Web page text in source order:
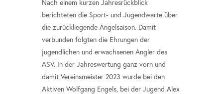
Nach einem kurzen Jahresrückblick
berichteten die Sport- und Jugendwarte über
die zurückliegende Angelsaison. Damit
verbunden folgten die Ehrungen der
jugendlichen und erwachsenen Angler des
ASV. In der Jahreswertung ganz vorn und
damit Vereinsmeister 2023 wurde bei den
Aktiven Wolfgang Engels, bei der Jugend Alex